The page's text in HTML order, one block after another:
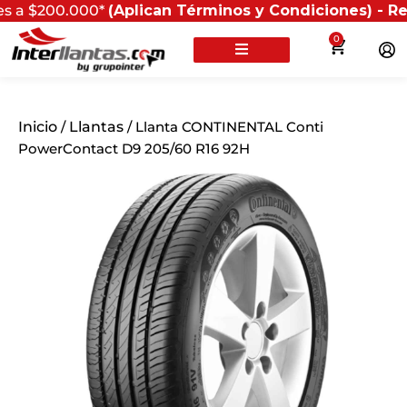
(Aplican Términos y Condiciones) -
0
Inicio / Llantas / Llanta CONTINENTAL Conti
PowerContact D9 205/60 R16 92H